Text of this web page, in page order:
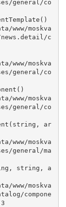
general/co
c
general/co
general/co
ar
general/ma
string, a
compone